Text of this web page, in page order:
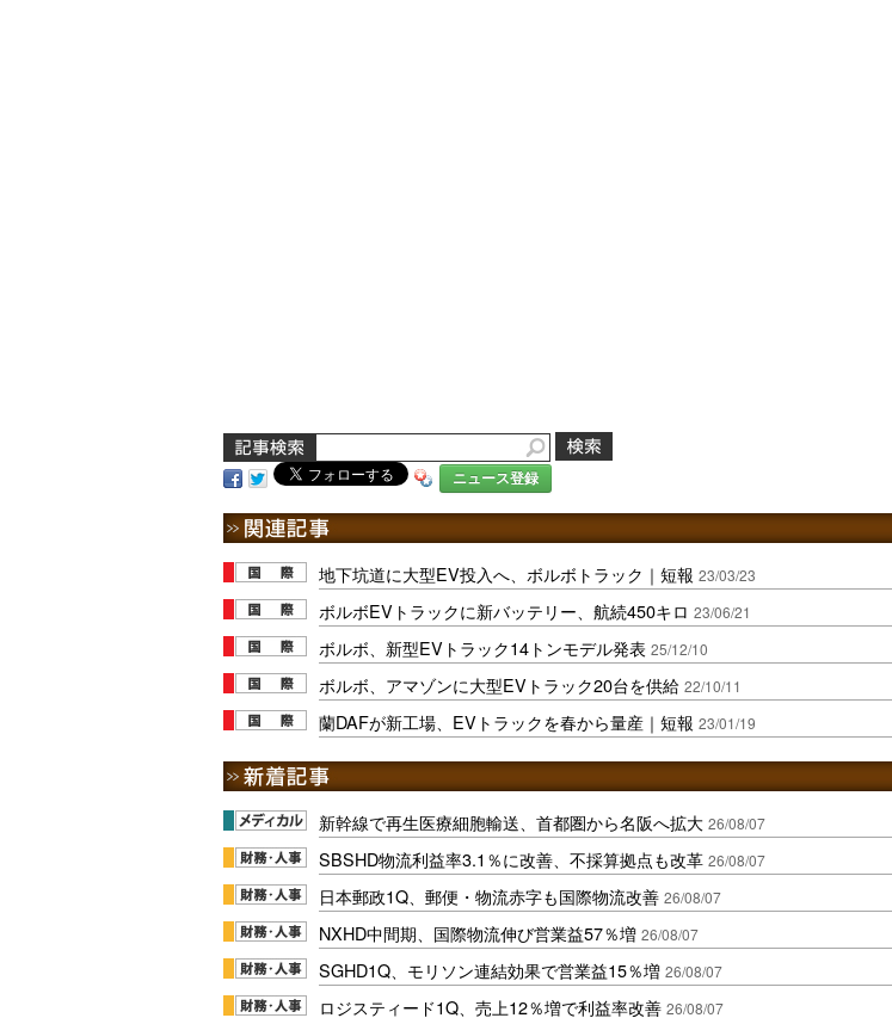
ニュース登録
地下坑道に大型EV投入へ、ボルボトラック｜短報 23/03/23
ボルボEVトラックに新バッテリー、航続450キロ 23/06/21
ボルボ、新型EVトラック14トンモデル発表 25/12/10
ボルボ、アマゾンに大型EVトラック20台を供給 22/10/11
蘭DAFが新工場、EVトラックを春から量産｜短報 23/01/19
新幹線で再生医療細胞輸送、首都圏から名阪へ拡大 26/08/07
SBSHD物流利益率3.1％に改善、不採算拠点も改革 26/08/07
日本郵政1Q、郵便・物流赤字も国際物流改善 26/08/07
NXHD中間期、国際物流伸び営業益57％増 26/08/07
SGHD1Q、モリソン連結効果で営業益15％増 26/08/07
ロジスティード1Q、売上12％増で利益率改善 26/08/07